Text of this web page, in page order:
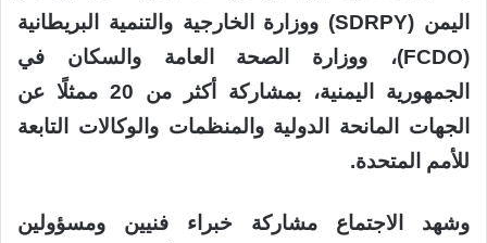
اليمن (SDRPY) ووزارة الخارجية والتنمية البريطانية
(FCDO)، ووزارة الصحة العامة والسكان في
الجمهورية اليمنية، بمشاركة أكثر من 20 ممثلًا عن
الجهات المانحة الدولية والمنظمات والوكالات التابعة
للأمم المتحدة.
وشهد الاجتماع مشاركة خبراء فنيين ومسؤولين